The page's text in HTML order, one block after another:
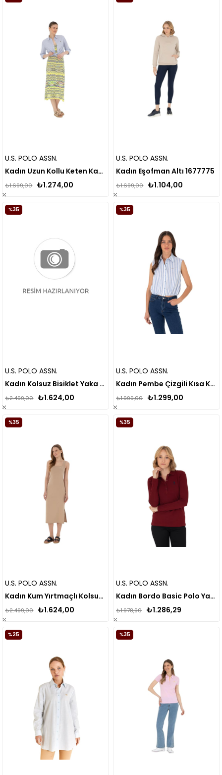
U.S. POLO ASSN.
Kadın Uzun Kollu Keten Karışımlı Regular Fit Basic Gömlek 1840395
₺1.274,00
₺1.699,00
U.S. POLO ASSN.
Kadın Eşofman Altı 1677775
₺1.104,00
₺1.699,00
U.S. POLO ASSN.
Kadın Kolsuz Bisiklet Yaka Midi Boy Örme Elbise
₺1.624,00
₺2.499,00
%35
U.S. POLO ASSN.
Kadın Pembe Çizgili Kısa Kollu Gömlek
₺1.299,00
₺1.999,00
%35
U.S. POLO ASSN.
Kadın Kum Yırtmaçlı Kolsuz Kare Yaka Midi Boy Örme Elbise
₺1.624,00
₺2.499,00
%35
U.S. POLO ASSN.
Kadın Bordo Basic Polo Yaka Sweatshirt
₺1.286,29
₺1.978,90
%35
%25 %35